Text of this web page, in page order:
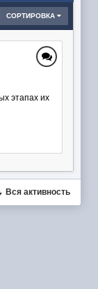
СОРТИРОВКА
этапах их
Вся активность